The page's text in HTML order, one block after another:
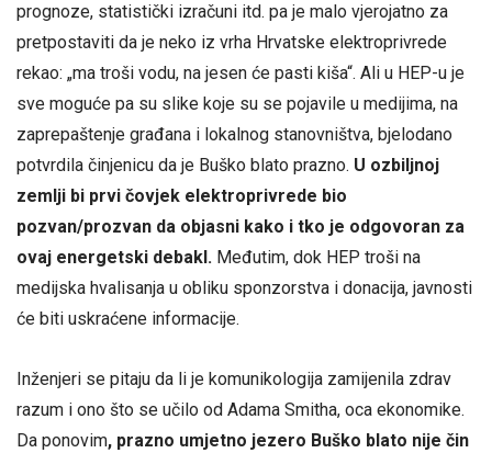
prognoze, statistički izračuni itd. pa je malo vjerojatno za
pretpostaviti da je neko iz vrha Hrvatske elektroprivrede
rekao: „ma troši vodu, na jesen će pasti kiša“. Ali u HEP-u je
sve moguće pa su slike koje su se pojavile u medijima, na
zaprepaštenje građana i lokalnog stanovništva, bjelodano
potvrdila činjenicu da je Buško blato prazno. U ozbiljnoj
zemlji bi prvi čovjek elektroprivrede bio
pozvan/prozvan da objasni kako i tko je odgovoran za
ovaj energetski debakl. Međutim, dok HEP troši na
medijska hvalisanja u obliku sponzorstva i donacija, javnosti
će biti uskraćene informacije.
Inženjeri se pitaju da li je komunikologija zamijenila zdrav
razum i ono što se učilo od Adama Smitha, oca ekonomike.
Da ponovim, prazno umjetno jezero Buško blato nije čin